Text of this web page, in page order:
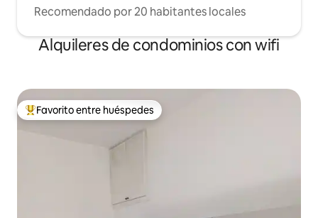
Recomendado por 20 habitantes locales
Alquileres de condominios con wifi
De los mejores en Favorito entre huéspedes
Favorito entre huéspedes